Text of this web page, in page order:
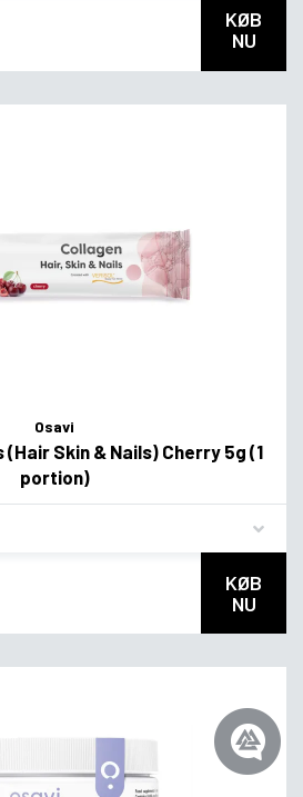
KØB
NU
Osavi
Skin & Nails) Cherry 5g (1
portion)
KØB
NU